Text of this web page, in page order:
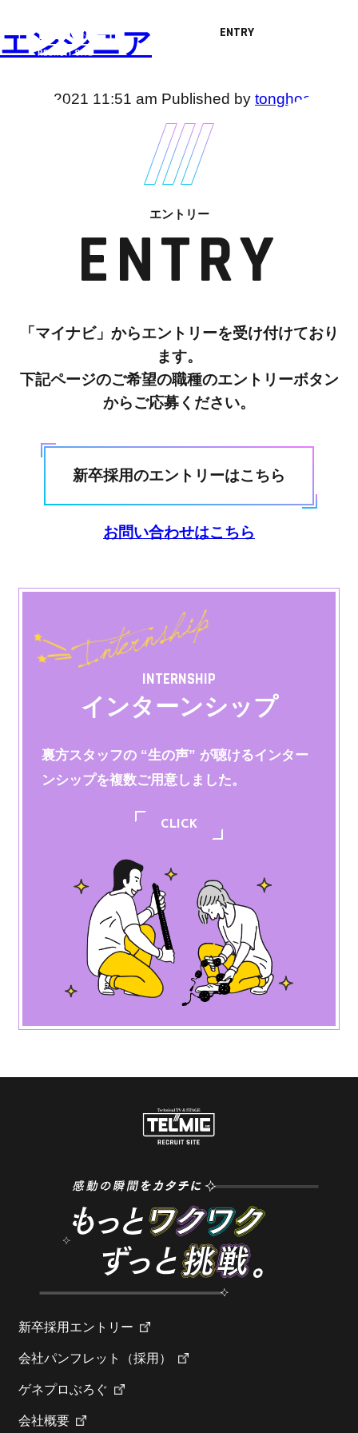
ENTRY
MESSAGE
メッセージ
INTERVIEW
社員インタビュー
GUIDELINE
FAQ
よくあるご質問
ENTRY
エンジニア
12月 1, 2021 11:51 am Published by tonghoa
This post was written by tonghoa
エントリー
ENTRY
「マイナビ」からエントリーを受け付けており
ます。
下記ページのご希望の職種のエントリーボタン
からご応募ください。
新卒採用のエントリーはこちら
お問い合わせはこちら
INTERNSHIP
インターンシップ
裏方スタッフの “生の声” が聴けるインター
ンシップを複数ご用意しました。
CLICK
新卒採用エントリー
会社パンフレット（採用）
ゲネプロぶろぐ
会社概要